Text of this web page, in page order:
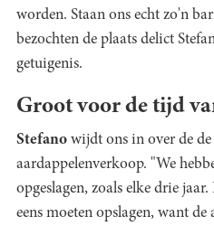
worden. Staan ons echt zo'n
bezochten de plaats delict
getuigenis.
Groot voor de tijd
Stefano wijdt ons in over de
aardappelenverkoop. "We
opgeslagen, zoals elke drie
eens moeten opslagen, want